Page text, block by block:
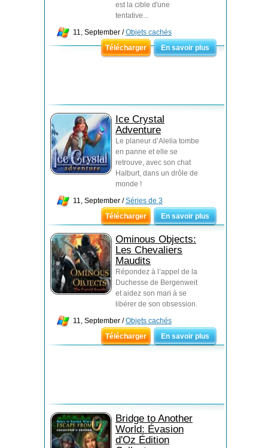
est la cible d'une
tentative...
11, September /Objets cachés
Télécharger
En savoir plus
Ice Crystal
Adventure
Le planeur d’Alelia tombe
en panne et elle se
retrouve, avec son chat
Halburt, dans un drôle de
monde !
11, September /Séries de 3
Télécharger
En savoir plus
Ominous Objects:
Les Chevaliers
Maudits
Répondez à l’appel de la
Duchesse de Bergenweit
et aidez son mari à se
libérer de son obsession.
11, September /Objets cachés
Télécharger
En savoir plus
Bridge to Another
World: Évasion
d'Oz Édition